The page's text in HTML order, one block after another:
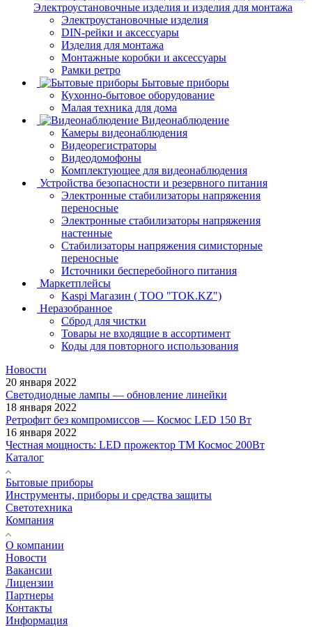
Электроустановочные изделия и изделия для монтажа
Электроустановочные изделия
DIN-рейки и аксессуары
Изделия для монтажа
Монтажные коробки и аксессуары
Рамки ретро
Бытовые приборы
Кухонно-бытовое оборудование
Малая техника для дома
Видеонаблюдение
Камеры видеонаблюдения
Видеорегистраторы
Видеодомофоны
Комплектующее для видеонаблюдения
Устройства безопасности и резервного питания
Электронные стабилизаторы напряжения
переносные
Электронные стабилизаторы напряжения
настенные
Стабилизаторы напряжения симисторные
переносные
Источники бесперебойного питания
Маркетплейсы
Kaspi Магазин ( ТОО "TOK.KZ")
Неразобранное
Сброд для чистки
Товары не входящие в ассортимент
Коды для повторного использования
Новости
20 января 2022
Светодиодные лампы — обновление линейки
18 января 2022
Ретрофит без компромиссов — Космос LED 150 Вт
16 января 2022
Честная мощность: LED прожектор ТМ Космос 200Вт
Каталог
Бытовые приборы
Инструменты, приборы и средства защиты
Светотехника
Компания
О компании
Новости
Вакансии
Лицензии
Партнеры
Контакты
Информация